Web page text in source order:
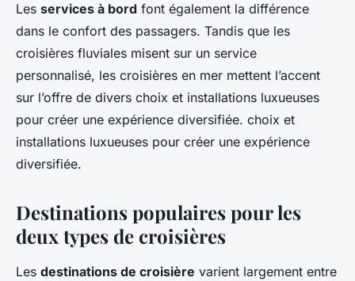
Les services à bord font également la différence
dans le confort des passagers. Tandis que les
croisières fluviales misent sur un service
personnalisé, les croisières en mer mettent l’accent
sur l’offre de divers choix et installations luxueuses
pour créer une expérience diversifiée. choix et
installations luxueuses pour créer une expérience
diversifiée.
Destinations populaires pour les
deux types de croisières
Les destinations de croisière varient largement entre